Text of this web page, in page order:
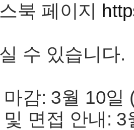
북 페이지
수 있습니다.
감: 3월 10일
면접 안내: 3